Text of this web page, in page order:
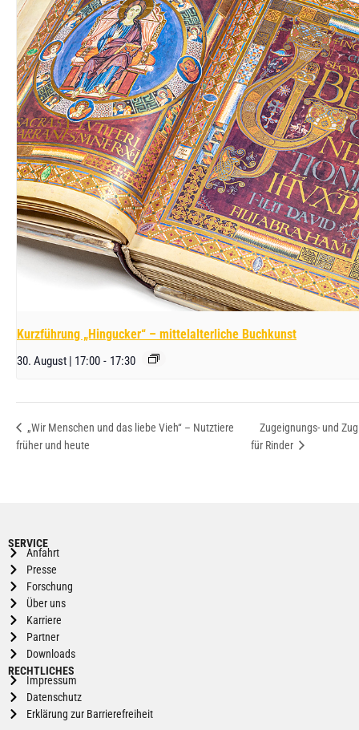
Kurzführung „Hingucker“ – mittelalterliche Buchkunst
30. August | 17:00 - 17:30
„Wir Menschen und das liebe Vieh“ – Nutztiere
früher und heute
Zugeignungs- und
für Rinder
SERVICE
Anfahrt
Presse
Forschung
Über uns
Karriere
Partner
Downloads
RECHTLICHES
Impressum
Datenschutz
Erklärung zur Barrierefreiheit